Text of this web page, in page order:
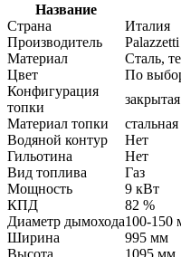
Название
Страна
Италия
Производитель
Palazzetti
Материал
Сталь,
Цвет
По
Конфигурация
топки
Материал топки
Водяной контур
Нет
Гильотина
Нет
Вид топлива
Газ
Мощность
9 кВт
КПД
82 %
Диаметр дымохода100-150
Ширина
995 мм
Высота
1095 мм